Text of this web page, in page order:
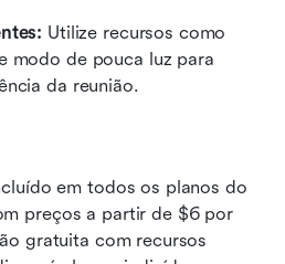
Utilize recursos como
modo de pouca luz para
da reunião.
em todos os planos do
preços a partir de $6 por
gratuita com recursos